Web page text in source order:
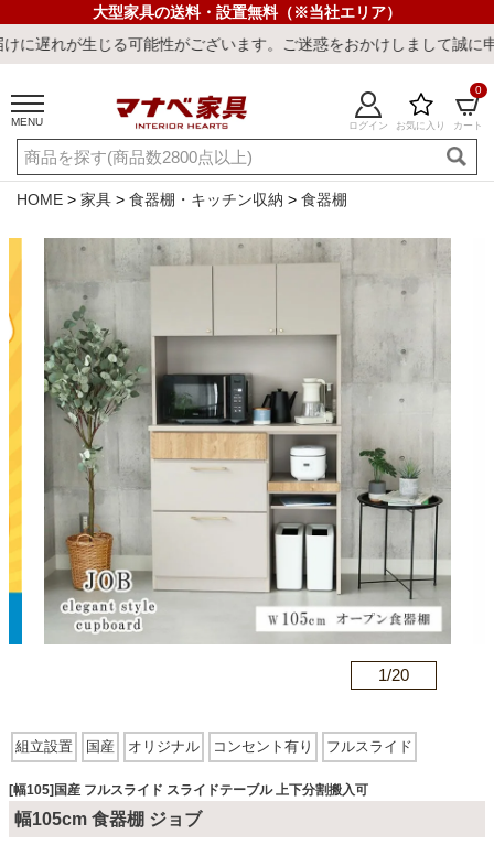
大型家具の送料・設置無料（※当社エリア）
がございます。ご迷惑をおかけしまして誠に申し訳ございません。
MENU ログイン お気に入り カート
0
ご利用ガイド 新規会員登録
店舗一覧 閲覧履歴
キーワード・商品番号で探す
最短発送 冷感ラグ 冷感寝具 ワークデスク ウィルトンラ
カテゴリから探す
ソファ
ダイニングテーブル・セット
HOME 家具 食器棚・キッチン収納 食器棚
1/20
組立設置 国産 オリジナル コンセント有り フルスライド
スライドテーブル 上下分割搬入可
[幅105]国産 フルスライド スライドテーブル 上下分割搬入可
幅105cm 食器棚 ジョブ